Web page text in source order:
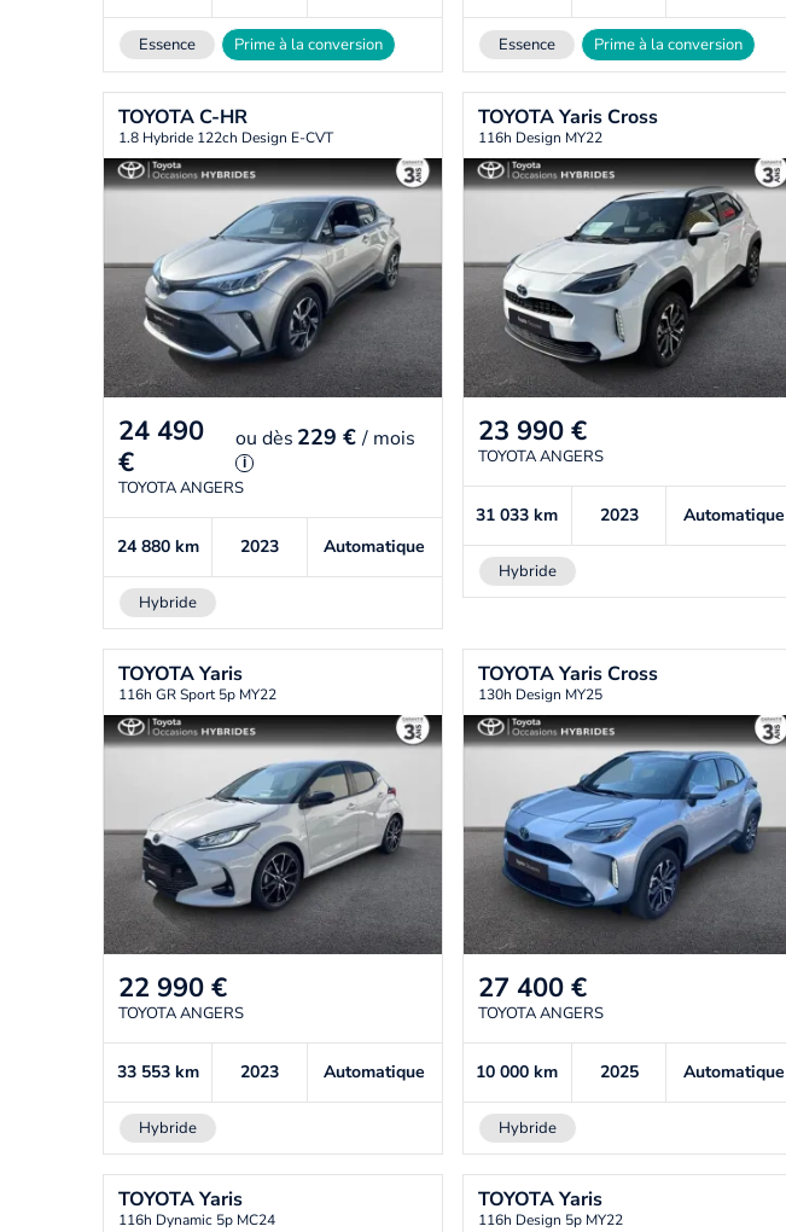
Essence Prime à la conversion Essence Prime à la conversion
TOYOTAC-HR
1.8 Hybride 122ch Design E-CVT
24 490
€
oudès 229 €/ mois
i
TOYOTA ANGERS
24 880 km 2023 Automatique
Hybride
TOYOTAYaris Cross
116h Design MY22
23 990 €
TOYOTA ANGERS
31 033km 2023 Automatique
Hybride
TOYOTAYaris
116h GR Sport 5p MY22
22 990 €
TOYOTA ANGERS
33 553 km 2023 Automatique
Hybride
TOYOTAYaris Cross
130h Design MY25
27 400 €
TOYOTA ANGERS
10 000km 2025 Automatique
Hybride
TOYOTAYaris
116h Dynamic 5p MC24
TOYOTAYaris
116h Design 5p MY22